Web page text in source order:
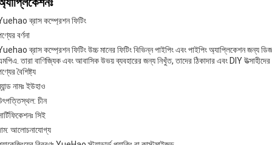
ব্রাস কম্প্রেশন ফিটিং
বর্ণনা
ব্রাস কম্প্রেশন ফিটিং উচ্চ মানের ফিটিং বিভিন্ন পাইপিং এবং পাইপিং অ্যাপ্লিকেশন জন্য
তারা বাণিজ্যিক এবং আবাসিক উভয় ব্যবহারের জন্য নিখুঁত, তাদের ঠিকাদার এবং DIY
বৈশিষ্ট্য
নামঃইউহাও
চীন
সিই
আলোচনাযোগ্য